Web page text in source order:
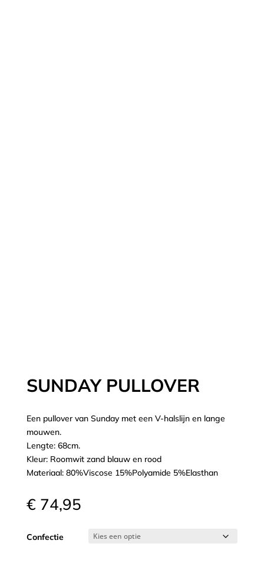
SUNDAY PULLOVER
Een pullover van Sunday met een V-halslijn en lange
mouwen.
Lengte: 68cm.
Kleur: Roomwit zand blauw en rood
Materiaal: 80%Viscose 15%Polyamide 5%Elasthan
€ 74,95
Confectie